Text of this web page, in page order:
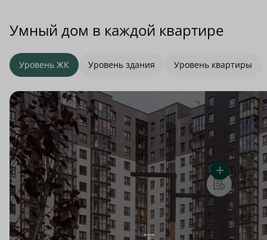
Умный дом в каждой квартире
Уровень ЖК Уровень здания Уровень квартиры